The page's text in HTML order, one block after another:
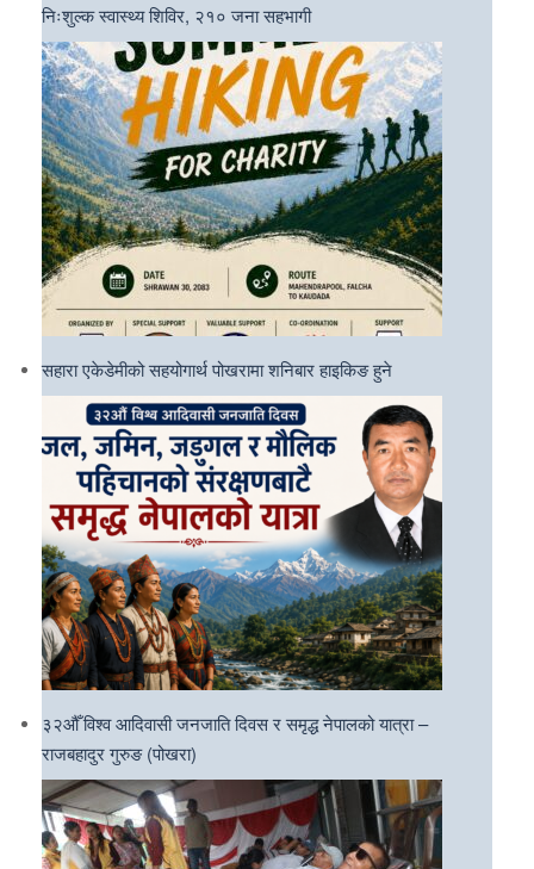
निःशुल्क स्वास्थ्य शिविर, २१० जना सहभागी
सहारा एकेडेमीको सहयोगार्थ पोखरामा शनिबार हाइकिङ हुने
३२औँ विश्व आदिवासी जनजाति दिवस र समृद्ध नेपालको यात्रा –
राजबहादुर गुरुङ (पोखरा)